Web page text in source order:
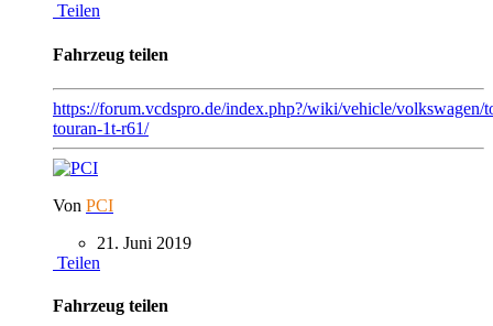
Teilen
Fahrzeug teilen
https://forum.vcdspro.de/index.php?/wiki/vehicle/volkswagen/
touran-1t-r61/
Von PCI
21. Juni 2019
Teilen
Fahrzeug teilen